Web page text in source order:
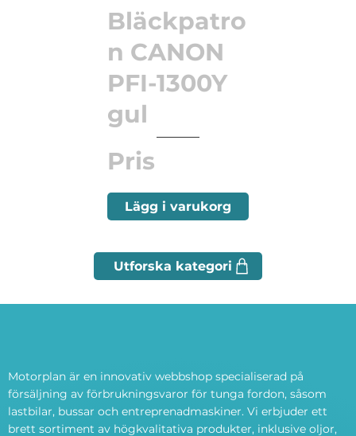
Bläckpatro
n CANON
PFI-1300Y
gul
Pris
Lägg i varukorg
Motorplan är en innovativ webbshop specialiserad på
försäljning av förbrukningsvaror för tunga fordon, såsom
lastbilar, bussar och entreprenadmaskiner. Vi erbjuder ett
brett sortiment av högkvalitativa produkter, inklusive oljor,